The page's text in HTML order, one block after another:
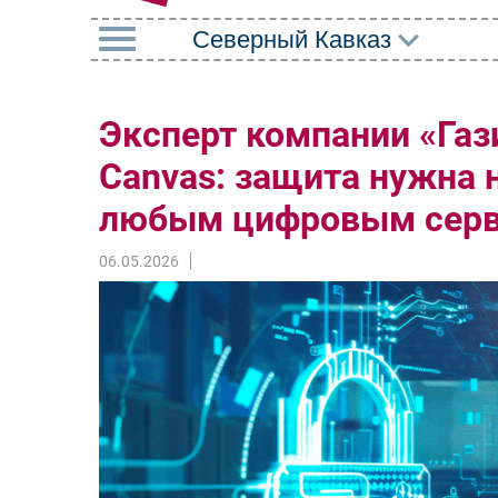
Импорто­замещение
Автоматизация
Промышленности
Интернет
Мобильная связь
Фиксированная связь
Интеграция
Рынок ПК
Кадры
Эксперт компании
Canvas: защита нужна
любым цифровым
06.05.2026